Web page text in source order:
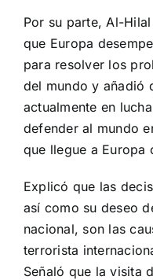
Por su parte, Al-
que Europa
para resolver los
del mundo y añadió
actualmente en
defender al mundo
que llegue a Europa
Explicó que las
así como su deseo
nacional, son las
terrorista
Señaló que la visita